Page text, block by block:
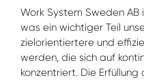
Work System Sweden AB
was ein wichtiger Teil
zielorientiertere und
werden, die sich auf
konzentriert. Die